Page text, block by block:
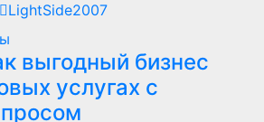
LightSide2007
выгодный бизнес
услугах с